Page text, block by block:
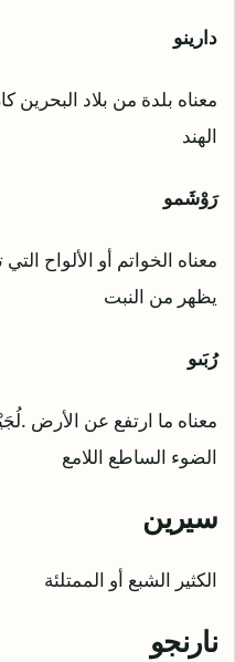
دارينو
معناه بلدة من بلاد البحرين
الهند
رَوْشَمو
معناه الخواتم أو الألواح
يظهر من النبت
رُبَىو
معناه ما ارتفع عن الأرض
الضوء الساطع اللامع
سيرين
الكثير الشبع أو الممتلئة
نارنجو